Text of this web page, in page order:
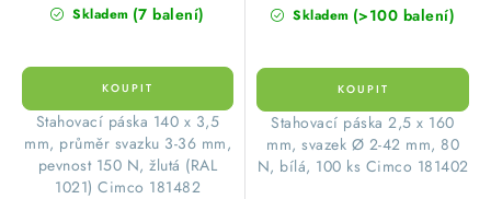
Skladem (7 balení)
Stahovací páska 140 x 3,5
mm, průměr svazku 3-36 mm,
pevnost 150 N, žlutá (RAL
1021) Cimco 181482
Skladem (>100 balení)
Stahovací páska 2,5 x 160
mm, svazek Ø 2-42 mm, 80
N, bílá, 100 ks Cimco 181402